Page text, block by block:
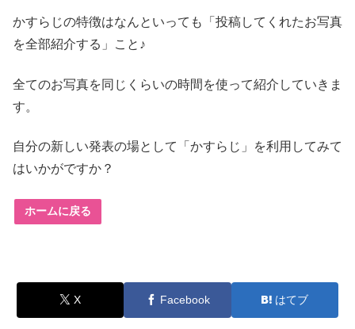
かすらじの特徴はなんといっても「投稿してくれたお写真
を全部紹介する」こと♪
全てのお写真を同じくらいの時間を使って紹介していきま
す。
自分の新しい発表の場として「かすらじ」を利用してみて
はいかがですか？
ホームに戻る
X Facebook はてブ